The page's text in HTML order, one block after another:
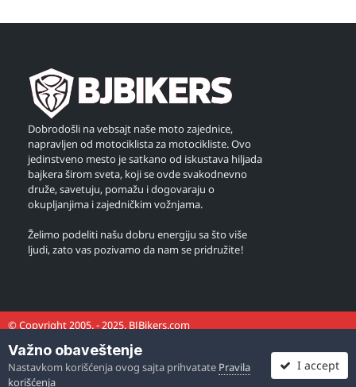
Dobrodošli na vebsajt naše moto zajednice,
napravljen od motociklista za motocikliste. Ovo
jedinstveno mesto je satkano od iskustava hiljada
bajkera širom sveta, koji se ovde svakodnevno
druže, savetuju, pomažu i dogovaraju o
okupljanjima i zajedničkim vožnjama.
Želimo podeliti našu dobru energiju sa što više
ljudi, zato vas pozivamo da nam se pridružite!
© Copyright 2005. - 2025. BJBikers.com
Važno obaveštenje
Nastavkom korišćenja ovog sajta prihvatate Pravila
korišćenja
I accept